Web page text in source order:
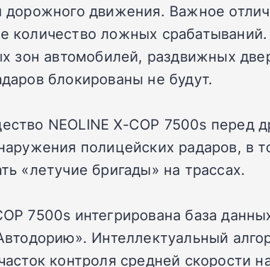
движения. Важное
ложных
зон автомобилей, раздвижных
блокированы не будут.
NEOLINE X-COP 7500s перед
полицейских радаров,
«летучие бригады» на трассах.
7500s интегрирована база
Интеллектуальный
контроля средней скорости